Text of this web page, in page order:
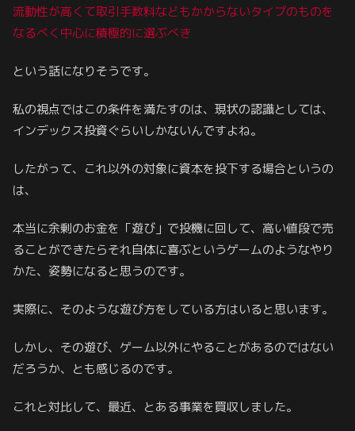
流動性が高くて取引手数料などもかからないタイプのものを
なるべく中心に積極的に選ぶべき
という話になりそうです。
私の視点ではこの条件を満たすのは、現状の認識としては、
インデックス投資ぐらいしかないんですよね。
したがって、これ以外の対象に資本を投下する場合というの
は、
本当に余剰のお金を「遊び」で投機に回して、高い値段で売
ることができたらそれ自体に喜ぶというゲームのようなやり
かた、姿勢になると思うのです。
実際に、そのような遊び方をしている方はいると思います。
しかし、その遊び、ゲーム以外にやることがあるのではない
だろうか、とも感じるのです。
これと対比して、最近、とある事業を買収しました。